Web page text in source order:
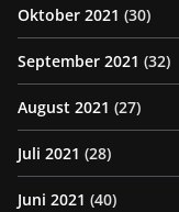
Oktober 2021 (30)
September 2021 (32)
August 2021 (27)
Juli 2021 (28)
Juni 2021 (40)